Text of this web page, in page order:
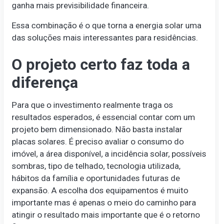
ganha mais previsibilidade financeira.
Essa combinação é o que torna a energia solar uma
das soluções mais interessantes para residências.
O projeto certo faz toda a
diferença
Para que o investimento realmente traga os
resultados esperados, é essencial contar com um
projeto bem dimensionado. Não basta instalar
placas solares. É preciso avaliar o consumo do
imóvel, a área disponível, a incidência solar, possíveis
sombras, tipo de telhado, tecnologia utilizada,
hábitos da família e oportunidades futuras de
expansão. A escolha dos equipamentos é muito
importante mas é apenas o meio do caminho para
atingir o resultado mais importante que é o retorno